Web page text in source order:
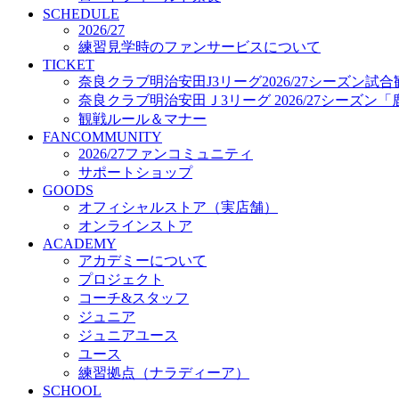
プロジェクト
コーチ&スタッフ
ジュニア
ジュニアユース
ユース
練習拠点（ナラディーア）
SCHOOL
CLUB
2026/27 パートナー企業
パートナー募集
クラブ理念
クラブ情報
サステナビリティ
Web制作支援
応援プロジェクト
SCHEDULE
2026/27
練習見学時のファンサービスについて
TICKET
奈良クラブ明治安田J3リーグ2026/27シーズン試合
奈良クラブ明治安田Ｊ3リーグ 2026/27シーズン「
観戦ルール＆マナー
FANCOMMUNITY
2026/27ファンコミュニティ
サポートショップ
GOODS
オフィシャルストア（実店舗）
オンラインストア
ACADEMY
アカデミーについて
プロジェクト
コーチ&スタッフ
ジュニア
ジュニアユース
ユース
練習拠点（ナラディーア）
SCHOOL